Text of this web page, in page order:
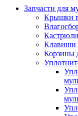
Запчасти для
Крышки
Клавиши
Корзины